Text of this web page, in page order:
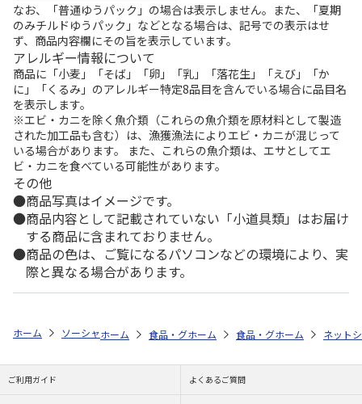
なお、「普通ゆうパック」の場合は表示しません。また、「夏期
のみチルドゆうパック」などとなる場合は、記号での表示はせ
ず、商品内容欄にその旨を表示しています。
アレルギー情報について
商品に「小麦」「そば」「卵」「乳」「落花生」「えび」「か
に」「くるみ」のアレルギー特定8品目を含んでいる場合に品目名
を表示します。
※エビ・カニを除く魚介類（これらの魚介類を原材料として製造
された加工品も含む）は、漁獲漁法によりエビ・カニが混じって
いる場合があります。 また、これらの魚介類は、エサとしてエ
ビ・カニを食べている可能性があります。
その他
商品写真はイメージです。
商品内容として記載されていない「小道具類」はお届け
する商品に含まれておりません。
商品の色は、ご覧になるパソコンなどの環境により、実
際と異なる場合があります。
ホーム ソーシャルギフト ソーシャルギフト(価格別) 予算で探す
ホーム 食品・グルメストア 郵便局のカタログ
ホーム 食品・グルメストア 都
ホーム ネット
ご利用ガイド よくあるご質問